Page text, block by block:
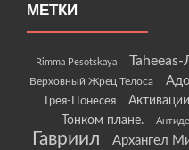
МЕТКИ
Rimma Pesotskaya
Верховный Жрец Телоса
Грея-Понесея
Тонком плане.
Гавриил
Архангел